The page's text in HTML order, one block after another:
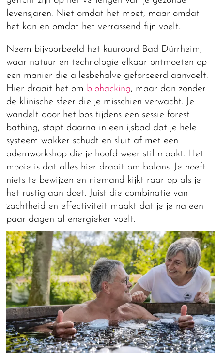
levensjaren. Niet omdat het moet, maar omdat
het kan en omdat het verrassend fijn voelt.
Neem bijvoorbeeld het kuuroord Bad Dürrheim,
waar natuur en technologie elkaar ontmoeten op
een manier die allesbehalve geforceerd aanvoelt.
Hier draait het om biohacking, maar dan zonder
de klinische sfeer die je misschien verwacht. Je
wandelt door het bos tijdens een sessie forest
bathing, stapt daarna in een ijsbad dat je hele
systeem wakker schudt en sluit af met een
ademworkshop die je hoofd weer stil maakt. Het
mooie is dat alles hier draait om balans. Je hoeft
niets te bewijzen en niemand kijkt raar op als je
het rustig aan doet. Juist die combinatie van
zachtheid en effectiviteit maakt dat je je na een
paar dagen al energieker voelt.